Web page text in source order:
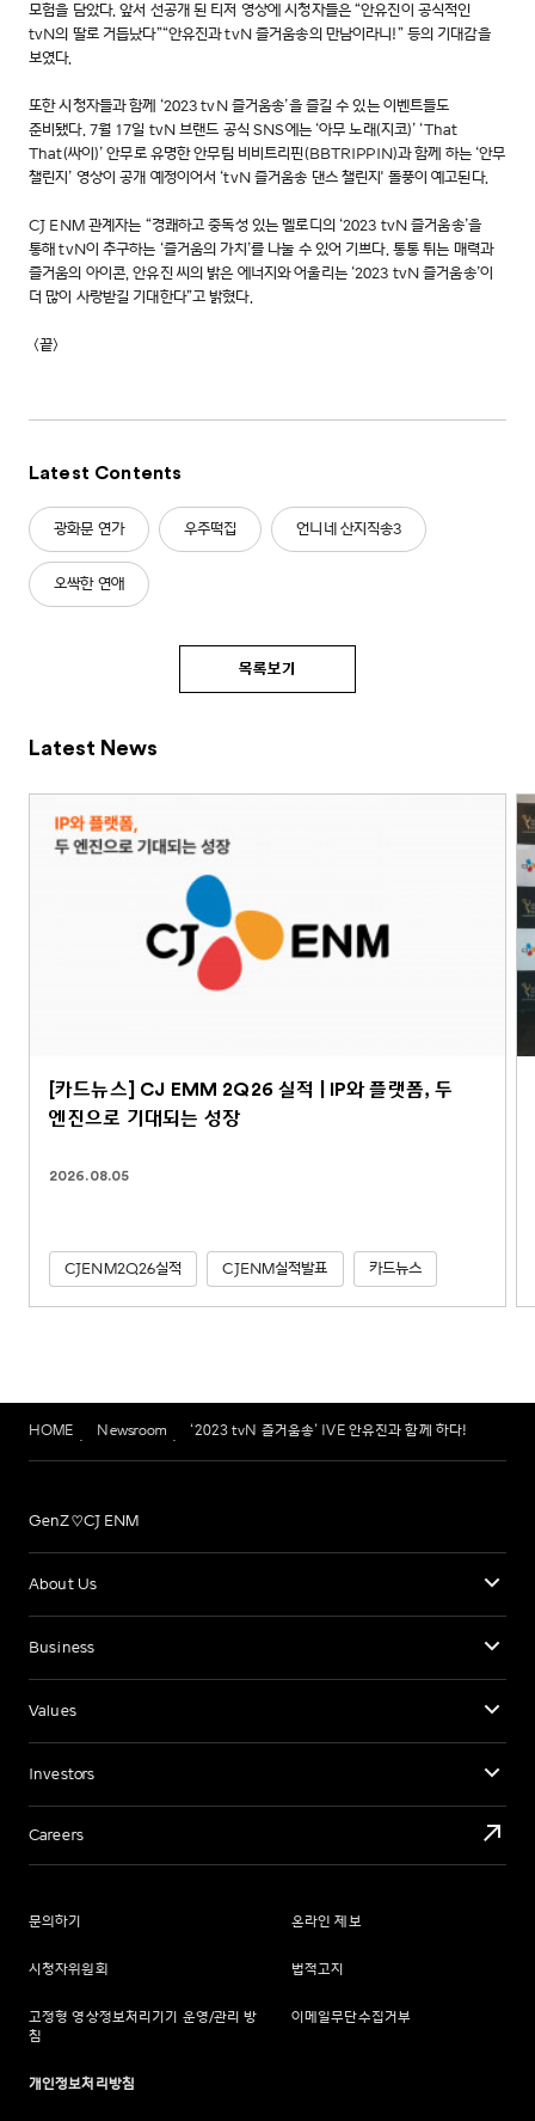
모험을 담았다. 앞서 선공개 된 티저 영상에 시청자들은 “안유진이 공식적인
tvN의 딸로 거듭났다”“안유진과 tvN 즐거움송의 만남이라니!” 등의 기대감을
보였다.
또한 시청자들과 함께 ‘2023 tvN 즐거움송’을 즐길 수 있는 이벤트들도
준비됐다. 7월 17일 tvN 브랜드 공식 SNS에는 ‘아무 노래(지코)’ ‘That
That(싸이)’ 안무로 유명한 안무팀 비비트리핀(BBTRIPPIN)과 함께 하는 ‘안무
챌린지’ 영상이 공개 예정이어서 ‘tvN 즐거움송 댄스 챌린지' 돌풍이 예고된다.
CJ ENM 관계자는 “경쾌하고 중독성 있는 멜로디의 ‘2023 tvN 즐거움송’을
통해 tvN이 추구하는 ‘즐거움의 가치’를 나눌 수 있어 기쁘다. 통통 튀는 매력과
즐거움의 아이콘, 안유진 씨의 밝은 에너지와 어울리는 ‘2023 tvN 즐거움송’이
더 많이 사랑받길 기대한다”고 밝혔다.
<끝>
Latest Contents
광화문 연가 우주떡집 언니네 산지직송3
오싹한 연애
목록보기
Latest News
[카드뉴스] CJ EMM 2Q26 실적 | IP와 플랫폼, 두
엔진으로 기대되는 성장
2026.08.05
CJENM2Q26실적 CJENM실적발표 카드뉴스
HOME Newsroom ‘2023 tvN 즐거움송’ IVE 안유진과 함께 하다!
GenZ♡CJ ENM
About Us
Business
Values
Investors
Careers
문의하기 온라인 제보
시청자위원회 법적고지
고정형 영상정보처리기기 운영/관리 방
침
이메일무단수집거부
개인정보처리방침